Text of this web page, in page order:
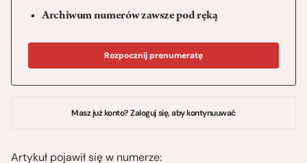
Archiwum numerów zawsze pod ręką
Rozpocznij prenumeratę
Masz już konto? Zaloguj się, aby kontynuuwać
Artykuł pojawił się w numerze: